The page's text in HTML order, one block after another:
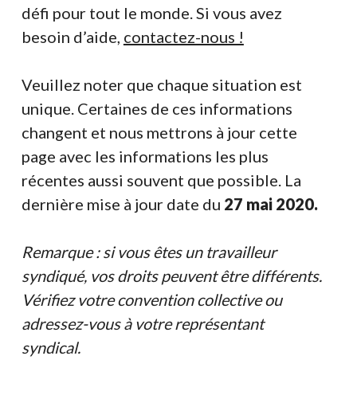
défi pour tout le monde. Si vous avez
besoin d’aide, contactez-nous !
Veuillez noter que chaque situation est
unique. Certaines de ces informations
changent et nous mettrons à jour cette
page avec les informations les plus
récentes aussi souvent que possible. La
dernière mise à jour date du 27 mai 2020.
Remarque : si vous êtes un travailleur
syndiqué, vos droits peuvent être différents.
Vérifiez votre convention collective ou
adressez-vous à votre représentant
syndical.